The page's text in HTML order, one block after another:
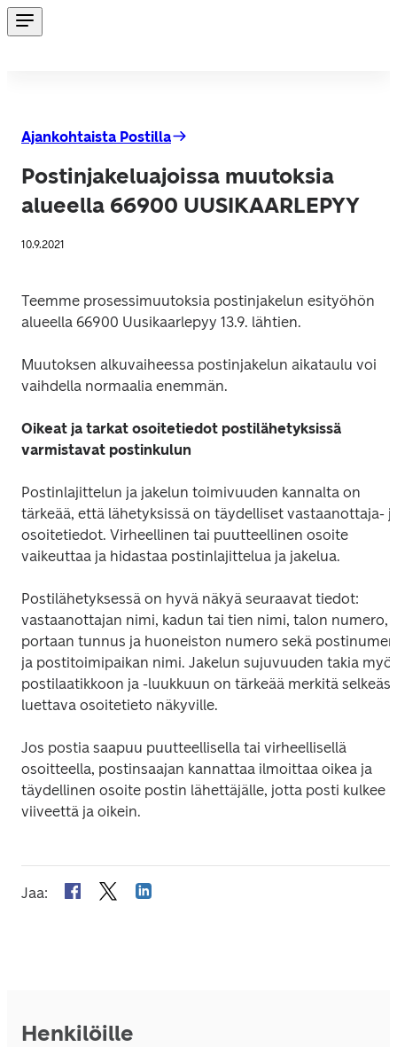
Ajankohtaista Postilla
Postinjakeluajoissa muutoksia
alueella 66900 UUSIKAARLEPYY
10.9.2021
Teemme prosessimuutoksia postinjakelun esityöhön
alueella 66900 Uusikaarlepyy 13.9. lähtien.
Muutoksen alkuvaiheessa postinjakelun aikataulu voi
vaihdella normaalia enemmän.
Oikeat ja tarkat osoitetiedot postilähetyksissä
varmistavat postinkulun
Postinlajittelun ja jakelun toimivuuden kannalta on
tärkeää, että lähetyksissä on täydelliset vastaanottaja-
osoitetiedot. Virheellinen tai puutteellinen osoite
vaikeuttaa ja hidastaa postinlajittelua ja jakelua.
Postilähetyksessä on hyvä näkyä seuraavat tiedot:
vastaanottajan nimi, kadun tai tien nimi, talon numero,
portaan tunnus ja huoneiston numero sekä
ja postitoimipaikan nimi. Jakelun sujuvuuden takia
postilaatikkoon ja -luukkuun on tärkeää merkitä
luettava osoitetieto näkyville.
Jos postia saapuu puutteellisella tai virheellisellä
osoitteella, postinsaajan kannattaa ilmoittaa oikea ja
täydellinen osoite postin lähettäjälle, jotta posti kulkee
viiveettä ja oikein.
Jaa:
Henkilöille